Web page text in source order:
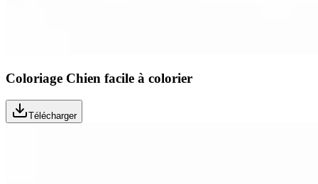
Coloriage Chien facile à colorier
Télécharger